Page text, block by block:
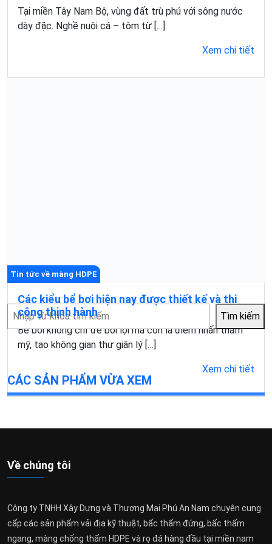
Tại miền Tây Nam Bộ, vùng đất trù phú với sông nước
dày đặc. Nghề nuôi cá – tôm từ […]
Xem chi tiết
Tin tức về màng HDPE
Các kiểu bể bơi hiện nay được thiết kế và thi
công thịnh hành
Bể bơi không chỉ để bơi lội mà còn là điểm nhấn thẩm
mỹ, tạo không gian thư giãn lý […]
Xem chi tiết
Tìm
kiếm
Tìm kiếm
CÁC SẢN PHẨM VỪA XEM
Về chúng tôi
Công ty TNHH Xây Dựng và Thương Mại Phú An Nam chuyên cung
cấp các sản phẩm vải địa kỹ thuật, bấc thấm đứng, bấc thấm
ngang, màng chống thấm HDPE và rọ đá hàng đầu tại miền nam